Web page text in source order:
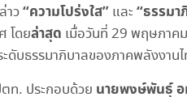
าว“ความโปร่งใส” และ “ธรรมา
โดยล่าสุด เมื่อวันที่ 29 พฤษภาค
ดับธรรมาภิบาลของภาคพลังงาน
ท. ประกอบด้วย นายพงษ์พันธุ์